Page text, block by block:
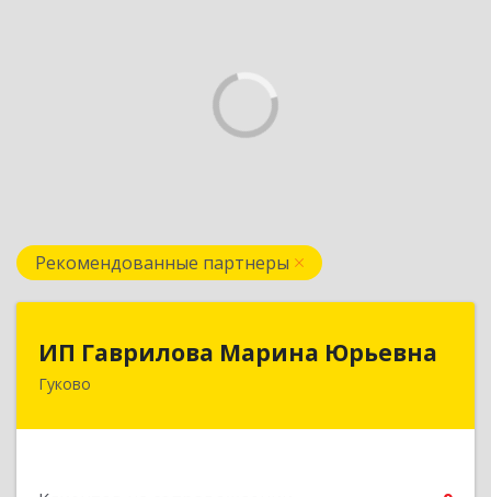
Рекомендованные партнеры
ИП Гаврилова Марина Юрьевна
Гуково